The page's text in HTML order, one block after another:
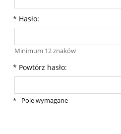
* Hasło:
Minimum 12 znaków
* Powtórz hasło:
*- Pole wymagane